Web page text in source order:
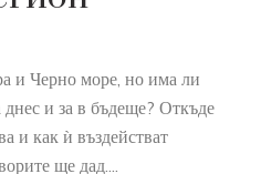
и Черно море, но има ли
днес и за в бъдеще? Откъде
и как ѝ въздействат
ще дад....